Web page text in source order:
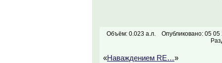
Объём: 0.023 а.л.
Опубликовано: 05 05
«Наваждением RE…»